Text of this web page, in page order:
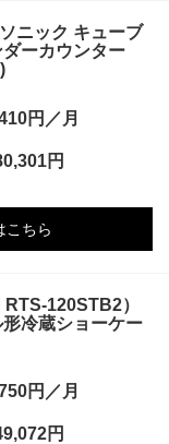
ニック キューブ
ーカウンター
円／月
円
こちら
120STB2）
冷蔵ショーケー
円／月
円